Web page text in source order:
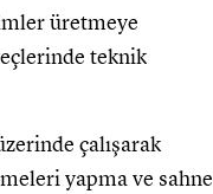
üretmeye
teknik
çalışarak
yapma ve sahne